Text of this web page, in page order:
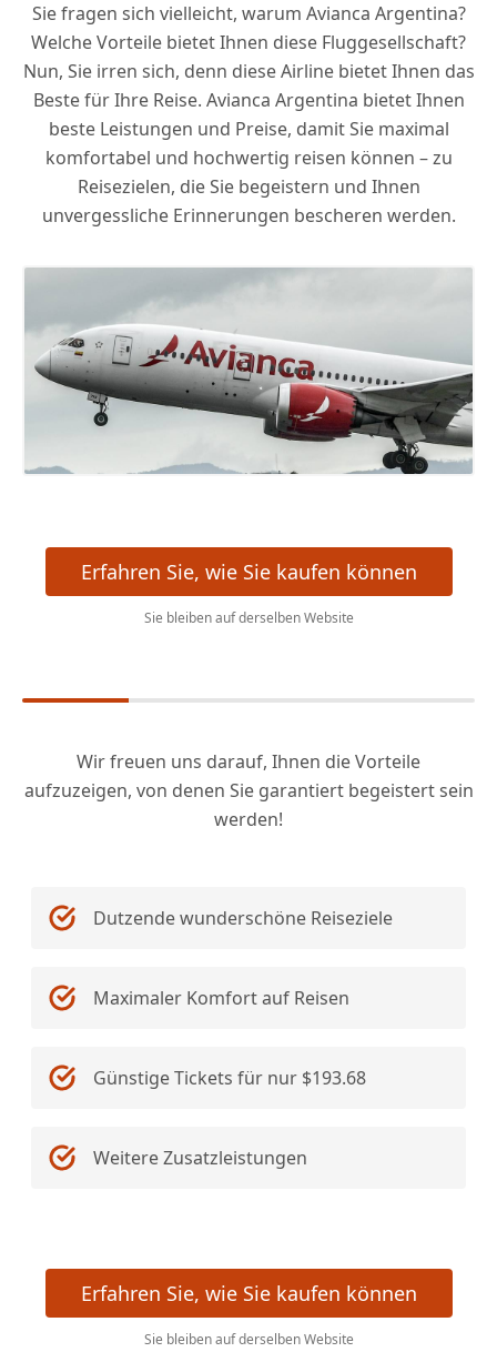
Sie fragen sich vielleicht, warum Avianca Argentina?
Welche Vorteile bietet Ihnen diese Fluggesellschaft?
Nun, Sie irren sich, denn diese Airline bietet Ihnen das
Beste für Ihre Reise. Avianca Argentina bietet Ihnen
beste Leistungen und Preise, damit Sie maximal
komfortabel und hochwertig reisen können – zu
Reisezielen, die Sie begeistern und Ihnen
unvergessliche Erinnerungen bescheren werden.
Erfahren Sie, wie Sie kaufen können
Sie bleiben auf derselben Website
Wir freuen uns darauf, Ihnen die Vorteile
aufzuzeigen, von denen Sie garantiert begeistert sein
werden!
Dutzende wunderschöne Reiseziele
Maximaler Komfort auf Reisen
Günstige Tickets für nur $193.68
Weitere Zusatzleistungen
Erfahren Sie, wie Sie kaufen können
Sie bleiben auf derselben Website